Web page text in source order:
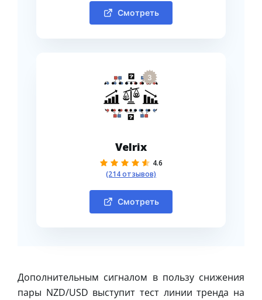
Смотреть
3
Velrix
4.6
(214 отзывов)
Смотреть
Дополнительным сигналом в пользу снижения
пары NZD/USD выступит тест линии тренда на